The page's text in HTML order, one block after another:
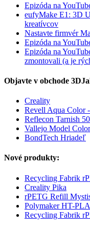
Epizóda na
eufyMake E1: 3D
kreatívcov
Nastavte firmvér
Epizóda na
Epizóda na
zmontovali (a je
Objavte v obchode
Creality
Revell Aqua Color
Reflecon Tarnish
Vallejo Model
BondTech Hriadeľ
Nové produkty:
Recycling Fabrik
Creality Pika
rPETG Refill
Polymaker HT-
Recycling Fabrik